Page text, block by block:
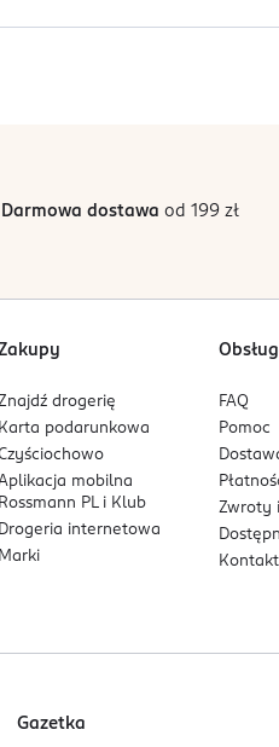
o Twój znakomity nastrój!
Darmowa dostawa od 199 zł
drogerię
Karta podarunkowa
mobilna
Rossmann PL i Klub
Drogeria internetowa
Marki
FAQ
Pomoc
Zwroty
Kontakt
Gazetka